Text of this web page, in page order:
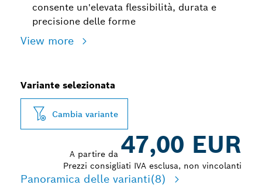
consente un'elevata flessibilità, durata e
precisione delle forme
View more
Variante selezionata
Cambia variante
A partire da 47,00 EUR
Prezzi consigliati IVA esclusa, non vincolanti
Panoramica delle varianti(8)